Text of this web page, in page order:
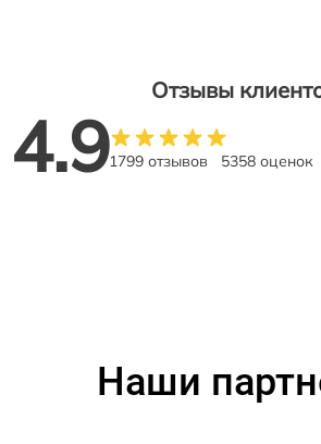
Отзывы
4.91799 отзывов 5358 оценок
Наши